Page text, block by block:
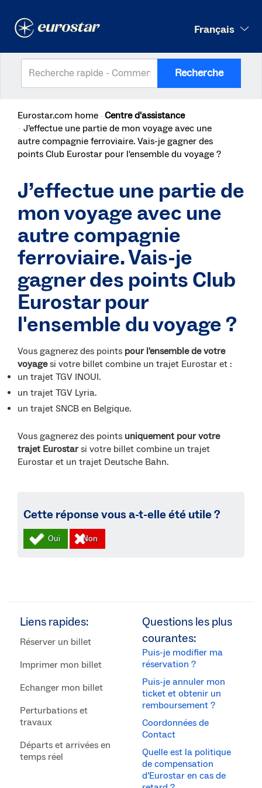
Français
Recherche
Eurostar.com home Centre d'assistance
J’effectue une partie de mon voyage avec une
autre compagnie ferroviaire. Vais-je gagner des
points Club Eurostar pour l'ensemble du voyage ?
J’effectue une partie de
mon voyage avec une
autre compagnie
ferroviaire. Vais-je
gagner des points Club
Eurostar pour
l'ensemble du voyage ?
Vous gagnerez des points pour l'ensemble de votre
voyagesi votre billet combine un trajet Eurostar et :
un trajet TGV INOUI.
un trajet TGV Lyria.
un trajet SNCB en Belgique.
Vous gagnerez des points uniquement pour votre
trajet Eurostarsi votre billet combine un trajet
Eurostar et un trajet Deutsche Bahn.
Cette réponse vous a-t-elle été utile ?
Liens rapides:
Réserver un billet
Imprimer mon billet
Echanger mon billet
Perturbations et
travaux
Départs et arrivées en
temps réel
Questions les plus
courantes:
Puis-je modifier ma
réservation ?
Puis-je annuler mon
ticket et obtenir un
remboursement ?
Coordonnées de
Contact
Quelle est la politique
de compensation
d’Eurostar en cas de